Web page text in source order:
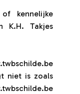
of kennelijke
K.H. Takjes
niet is zoals